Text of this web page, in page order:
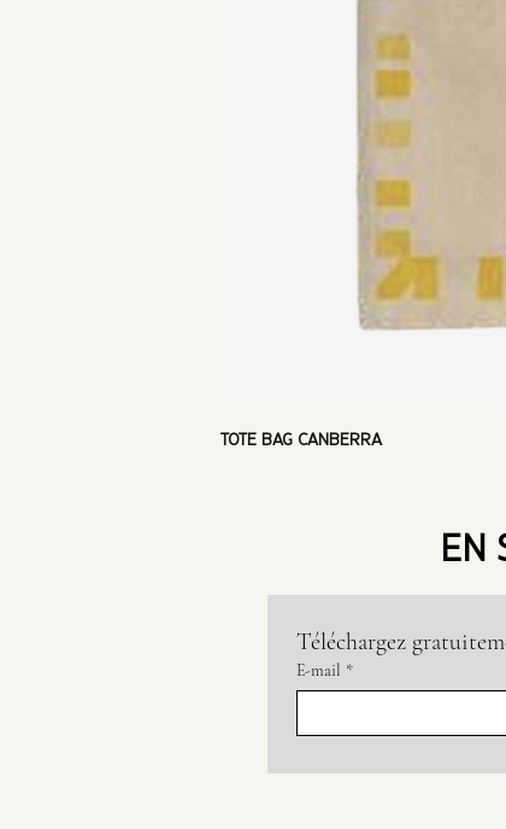
TOTE BAG CANBERRA
EN
Téléchargez
E-mail *